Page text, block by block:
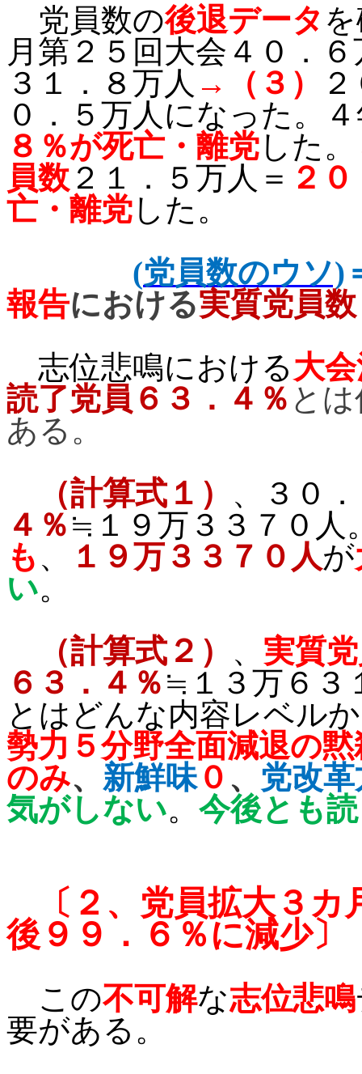
党員数の後退データ
月第２５回大会４０．６
３１．８万人 →（３）
０．５万人になった。
８％が死亡・離党した。
員数 ２１．５万人＝ ２
亡・離党した。
(党員数のウソ)
報告における実質党員
志位悲鳴における大
読了党員６３．４％ と
ある。
（計算式１）
、３０
４％≒１９万３３７０人
も 、 １９万３３７０人が
い。
（計算式２） 、 実質
６３．４％≒１３万６３
とはどんな内容レベル
勢力５分野全面減退の黙
のみ、 新鮮味０ 、 党改
気がしない。 今後とも
〔２、 党員拡大３カ
後９９．６％に減少〕
この不可解な志位悲鳴
要がある。